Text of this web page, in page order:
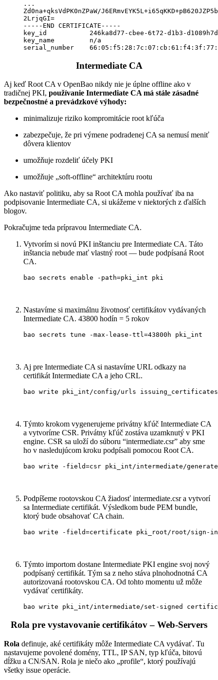
...
Zd0na+qksVdPK0nZPaW/
2LrjqGI=
-----END CERTIFICATE-----
key_id           246ka8d77-cbee-6t72-d1b3-
key_name         n/a
serial_number
Intermediate CA
Aj keď Root CA v OpenBao nikdy nie je úplne offline ako v
tradičnej PKI, používanie Intermediate CA má stále zásadné
bezpečnostné a prevádzkové výhody:
minimalizuje riziko kompromitácie root kľúča
zabezpečuje, že pri výmene podradenej CA sa nemusí meniť
dôvera klientov
umožňuje rozdeliť účely PKI
umožňuje „soft-offline“ architektúru rootu
Ako nastaviť politiku, aby sa Root CA mohla používať iba na
podpisovanie Intermediate CA, si ukážeme v niektorých z ďalších
blogov.
Pokračujme teda prípravou Intermediate CA.
Vytvorím si novú PKI inštanciu pre Intermediate CA. Táto
inštancia nebude mať vlastný root — bude podpísaná Root
CA.
bao secrets enable -path=pki_int pki
Nastavíme si maximálnu životnosť certifikátov vydávaných
Intermediate CA. 43800 hodín = 5 rokov
bao secrets tune -max-lease-ttl=43800h pki_int
Aj pre Intermediate CA si nastavíme URL odkazy na
certifikát Intermediate CA a jeho CRL.
bao write pki_int/config/urls
Týmto krokom vygenerujeme privátny kľúč Intermediate CA
a vytvoríme CSR. Privátny kľúč zostáva uzamknutý v PKI
engine. CSR sa uloží do súboru “intermediate.csr” aby sme
ho v nasledujúcom kroku podpísali pomocou Root CA.
bao write -field=csr pki_int/intermediate/generate/
Podpíšeme rootovskou CA žiadosť intermediate.csr a vytvorí
sa Intermediate certifikát. Výsledkom bude PEM bundle,
ktorý bude obsahovať CA chain.
bao write -field=certificate pki_root/root/sign-
Týmto importom dostane Intermediate PKI engine svoj nový
podpísaný certifikát. Tým sa z neho stáva plnohodnotná CA
autorizovaná rootovskou CA. Od tohto momentu už môže
vydávať certifikáty.
bao write pki_int/intermediate/set-signed
Rola pre vystavovanie certifikátov – Web-Servers
Rola definuje, aké certifikáty môže Intermediate CA vydávať. Tu
nastavujeme povolené domény, TTL, IP SAN, typ kľúča, bitovú
dĺžku a CN/SAN. Rola je niečo ako „profile“, ktorý používajú
všetky issue operácie.